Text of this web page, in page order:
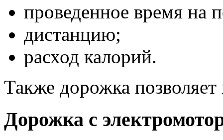
проведенное время на
дистанцию;
расход калорий.
Также дорожка позволяет
Дорожка с